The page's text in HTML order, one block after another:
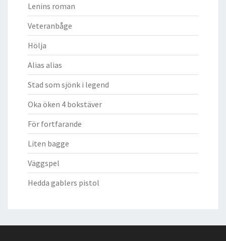
Lenins roman
Veteranbåge
Hölja
Alias alias
Stad som sjönk i legend
Oka öken 4 bokstäver
För fortfarande
Liten bagge
Väggspel
Hedda gablers pistol